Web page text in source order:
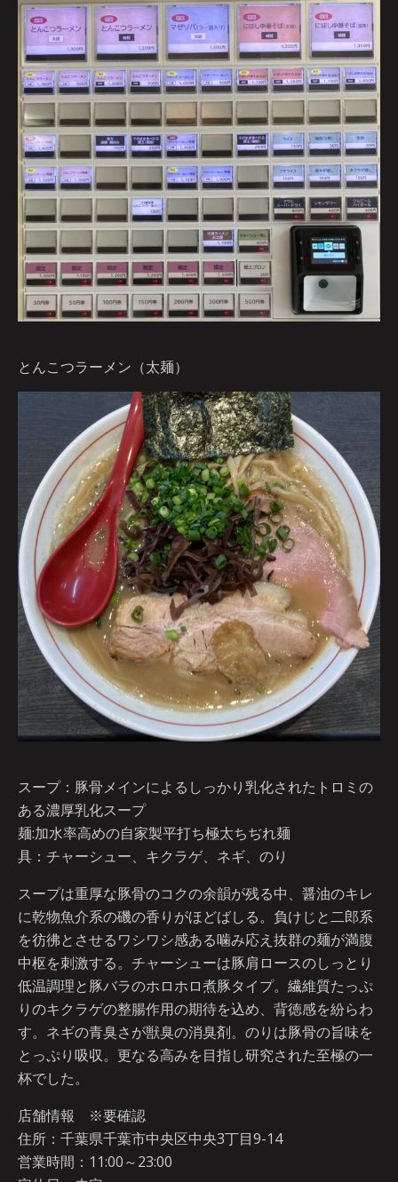
とんこつラーメン（太麺）
スープ：豚骨メインによるしっかり乳化されたトロミの
ある濃厚乳化スープ
麺:加水率高めの自家製平打ち極太ちぢれ麺
具：チャーシュー、キクラゲ、ネギ、のり
スープは重厚な豚骨のコクの余韻が残る中、醤油のキレ
に乾物魚介系の磯の香りがほどばしる。負けじと二郎系
を彷彿とさせるワシワシ感ある噛み応え抜群の麺が満腹
中枢を刺激する。チャーシューは豚肩ロースのしっとり
低温調理と豚バラのホロホロ煮豚タイプ。繊維質たっぷ
りのキクラゲの整腸作用の期待を込め、背徳感を紛らわ
す。ネギの青臭さが獣臭の消臭剤。のりは豚骨の旨味を
とっぷり吸収。更なる高みを目指し研究された至極の一
杯でした。
店舗情報 ※要確認
住所：千葉県千葉市中央区中央3丁目9-14
営業時間：11:00～23:00